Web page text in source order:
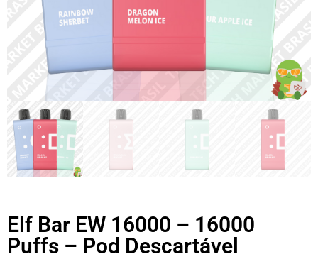
Elf Bar EW 16000 – 16000
Puffs – Pod Descartável